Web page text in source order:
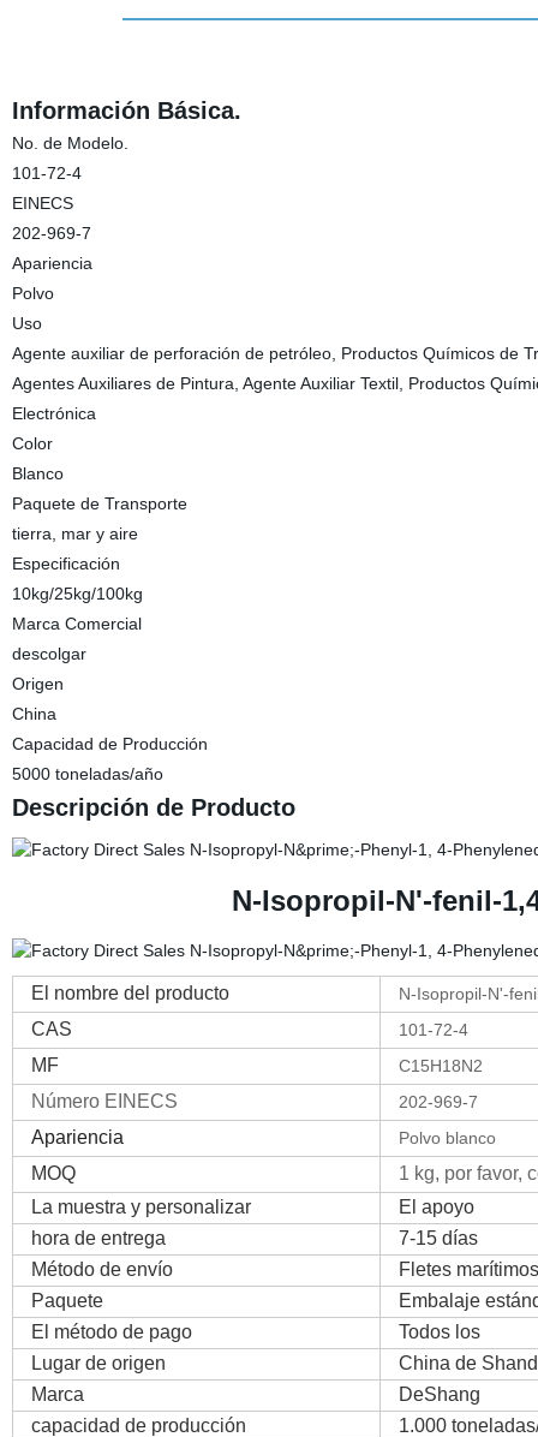
Información Básica.
No. de Modelo.
101-72-4
EINECS
202-969-7
Apariencia
Polvo
Uso
Agente auxiliar de perforación de petróleo, Productos Químicos de
Agentes Auxiliares de Pintura, Agente Auxiliar Textil, Productos
Electrónica
Color
Blanco
Paquete de Transporte
tierra, mar y aire
Especificación
10kg/25kg/100kg
Marca Comercial
descolgar
Origen
China
Capacidad de Producción
5000 toneladas/año
Descripción de Producto
N-Isopropil-N'-fenil-
El nombre del producto N-Isopropil-N'-
CAS 101-72-4
MF C15H18N2
Número EINECS 202-969-7
Apariencia Polvo blanco
MOQ
1 kg, por favor,
La muestra y personalizar
El apoyo
hora de entrega
7-15 días
Método de envío
Fletes marítimos
Paquete
Embalaje
El método de pago
Todos los
Lugar de origen
China de
Marca
DeShang
capacidad de producción
1.000